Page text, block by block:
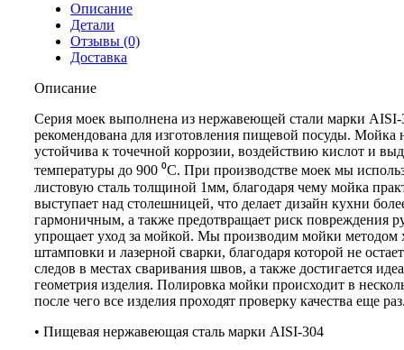
Описание
Детали
Отзывы (0)
Доставка
Описание
Серия моек выполнена из нержавеющей стали марки AISI-
рекомендована для изготовления пищевой посуды. Мойка
устойчива к точечной коррозии, воздействию кислот и
температуры до 900 ⁰С. При производстве моек мы
листовую сталь толщиной 1мм, благодаря чему мойка
выступает над столешницей, что делает дизайн кухни
гармоничным, а также предотвращает риск повреждения
упрощает уход за мойкой. Мы производим мойки методом
штамповки и лазерной сварки, благодаря которой не
следов в местах сваривания швов, а также достигается
геометрия изделия. Полировка мойки происходит в
после чего все изделия проходят проверку качества еще
• Пищевая нержавеющая сталь марки AISI-304